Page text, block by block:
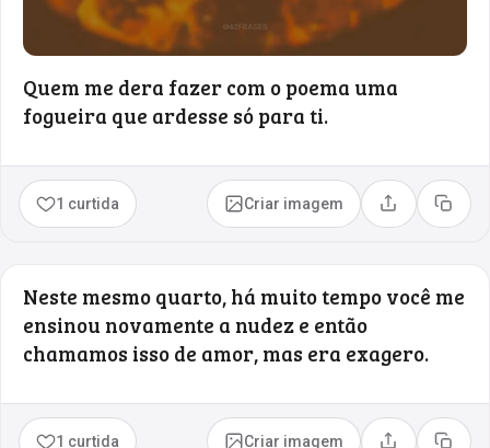
Quem me dera fazer com o poema uma
fogueira que ardesse só para ti.
1 curtida Criar imagem Compartilhar
Copiar
Neste mesmo quarto, há muito tempo você me
ensinou novamente a nudez e então
chamamos isso de amor, mas era exagero.
1 curtida Criar imagem